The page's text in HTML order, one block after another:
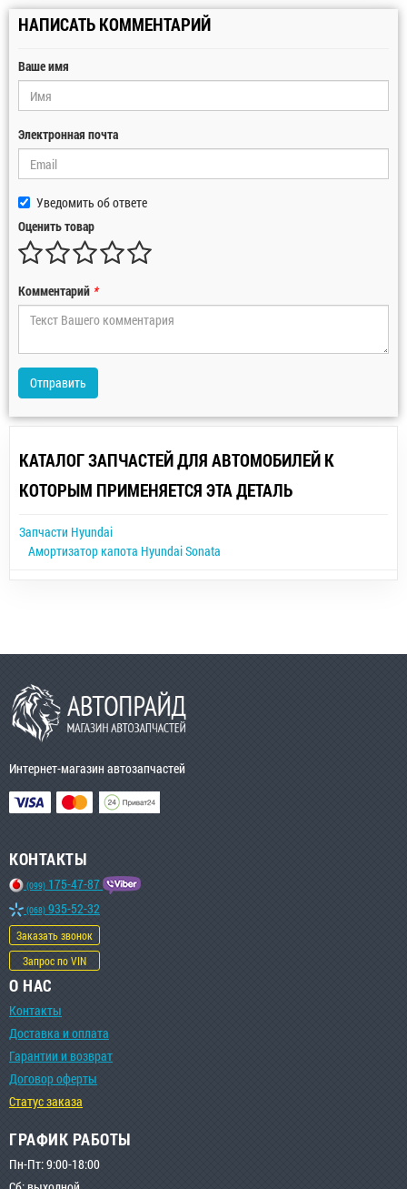
НАПИСАТЬ КОММЕНТАРИЙ
Ваше имя
Электронная почта
Уведомить об ответе
Оценить товар
Комментарий *
Отправить
КАТАЛОГ ЗАПЧАСТЕЙ ДЛЯ АВТОМОБИЛЕЙ К
КОТОРЫМ ПРИМЕНЯЕТСЯ ЭТА ДЕТАЛЬ
Запчасти Hyundai
Амортизатор капота Hyundai Sonata
Интернет-магазин автозапчастей
КОНТАКТЫ
(099) 175-47-87
(068) 935-52-32
Заказать звонок
Запрос по VIN
О НАС
Контакты
Доставка и оплата
Гарантии и возврат
Договор оферты
Статус заказа
ГРАФИК РАБОТЫ
Пн-Пт: 9:00-18:00